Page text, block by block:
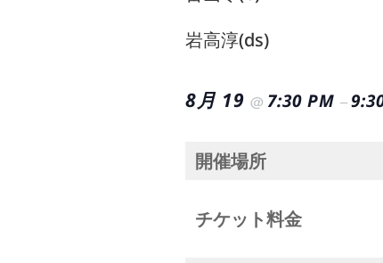
岩高淳(ds)
8月 19 @ 7:30 PM –
開催場所
チケット料金